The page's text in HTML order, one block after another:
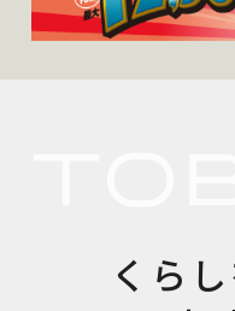
くら